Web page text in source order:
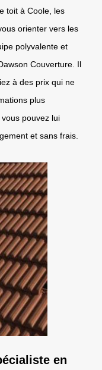
toit à Coole, les
orienter vers les
polyvalente et
Couverture. Il
à des prix qui ne
plus
pouvez lui
et sans frais.
en